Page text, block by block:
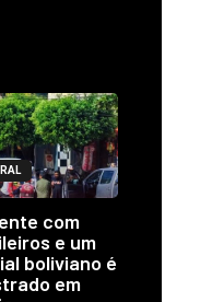
com
e um
boliviano é
em